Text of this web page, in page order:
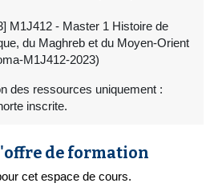
M1J412 - Master 1 Histoire de
du Maghreb et du Moyen-Orient
M1J412-2023)
des ressources uniquement :
inscrite.
de formation
cet espace de cours.